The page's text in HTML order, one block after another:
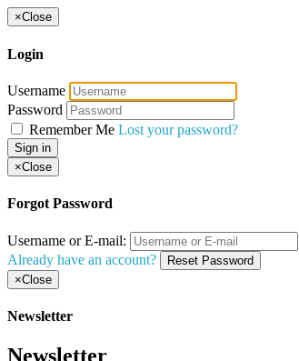
×Close
Login
Username
Password
Remember Me Lost your password?
Sign in
×Close
Forgot Password
Username or E-mail:
Already have an account?
Reset Password
×Close
Newsletter
Newsletter